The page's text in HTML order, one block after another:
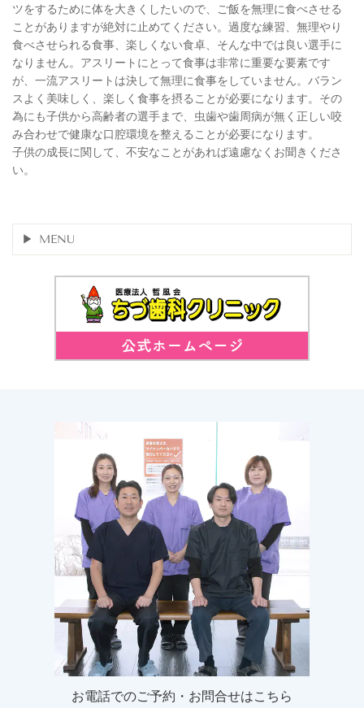
ツをするために体を大きくしたいので、ご飯を無理に食べさせる
ことがありますが絶対に止めてください。過度な練習、無理やり
食べさせられる食事、楽しくない食卓、そんな中では良い選手に
なりません。アスリートにとって食事は非常に重要な要素です
が、一流アスリートは決して無理に食事をしていません。バラン
スよく美味しく、楽しく食事を摂ることが必要になります。その
為にも子供から高齢者の選手まで、虫歯や歯周病が無く正しい咬
み合わせで健康な口腔環境を整えることが必要になります。
子供の成長に関して、不安なことがあれば遠慮なくお聞きくださ
い。
MENU
お電話でのご予約・お問合せはこちら